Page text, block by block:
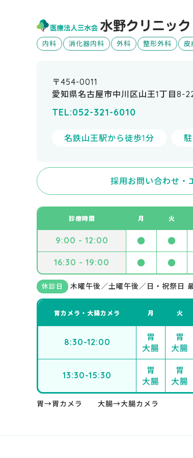
内科 消化器内科 外科 整形外科 皮
〒454-0011
愛知県名古屋市中川区山王1丁目8-
TEL:052-321-6010
名鉄山王駅から徒歩1分
採用お問い合わせ・
診療時間 月 火
9:00 - 12:00 ● ●
16:30 - 19:00 ● ●
休診日 木曜午後／土曜午後／日・祝祭日
胃カメラ・大腸カメラ 月 火
8:30-12:00
胃
大腸
胃
大腸
13:30-15:30
胃
大腸
胃
大腸
胃→胃カメラ 大腸→大腸カメラ